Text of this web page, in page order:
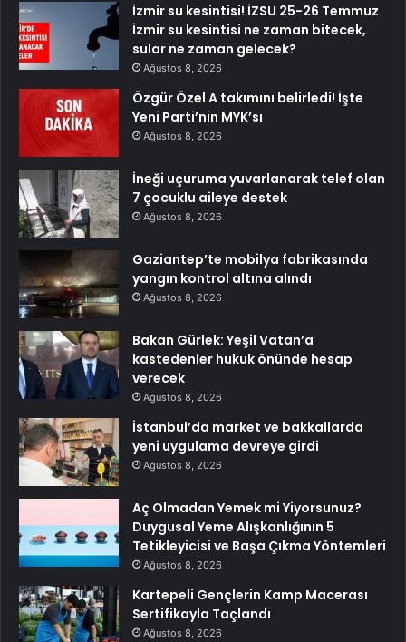
İzmir su kesintisi! İZSU 25-26 Temmuz
İzmir su kesintisi ne zaman bitecek,
sular ne zaman gelecek?
Ağustos 8, 2026
Özgür Özel A takımını belirledi! İşte
Yeni Parti’nin MYK’sı
Ağustos 8, 2026
İneği uçuruma yuvarlanarak telef olan
7 çocuklu aileye destek
Ağustos 8, 2026
Gaziantep’te mobilya fabrikasında
yangın kontrol altına alındı
Ağustos 8, 2026
Bakan Gürlek: Yeşil Vatan’a
kastedenler hukuk önünde hesap
verecek
Ağustos 8, 2026
İstanbul’da market ve bakkallarda
yeni uygulama devreye girdi
Ağustos 8, 2026
Aç Olmadan Yemek mi Yiyorsunuz?
Duygusal Yeme Alışkanlığının 5
Tetikleyicisi ve Başa Çıkma Yöntemleri
Ağustos 8, 2026
Kartepeli Gençlerin Kamp Macerası
Sertifikayla Taçlandı
Ağustos 8, 2026